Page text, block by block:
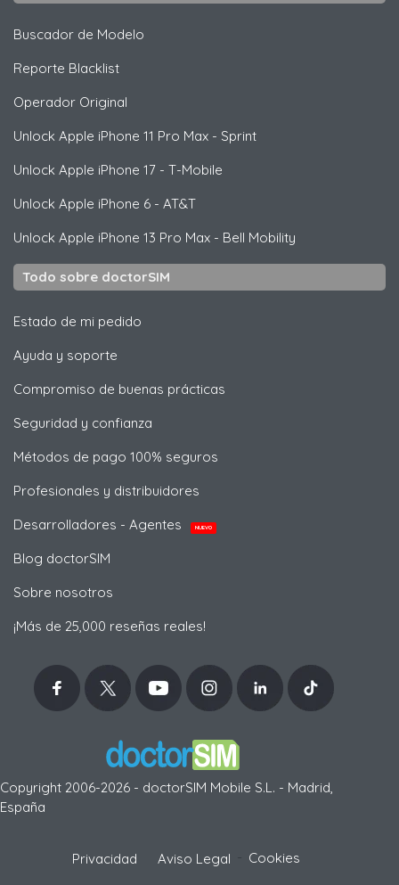
Buscador de Modelo
Reporte Blacklist
Operador Original
Unlock Apple iPhone 11 Pro Max - Sprint
Unlock Apple iPhone 17 - T-Mobile
Unlock Apple iPhone 6 - AT&T
Unlock Apple iPhone 13 Pro Max - Bell Mobility
Todo sobre doctorSIM
Estado de mi pedido
Ayuda y soporte
Compromiso de buenas prácticas
Seguridad y confianza
Métodos de pago 100% seguros
Profesionales y distribuidores
Desarrolladores - Agentes
NUEVO
Blog doctorSIM
Sobre nosotros
¡Más de 25,000 reseñas reales!
Copyright 2006-2026 - doctorSIM Mobile S.L. - Madrid,
España
Privacidad Aviso Legal Cookies